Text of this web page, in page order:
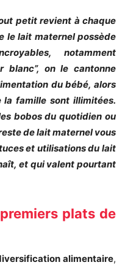
petit revient à chaque
le lait maternel possède
notamment
blanc”, on le cantonne
du bébé, alors
famille sont illimitées.
bobos du quotidien ou
de lait maternel vous
et utilisations du lait
et qui valent pourtant
plats de
alimentaire,